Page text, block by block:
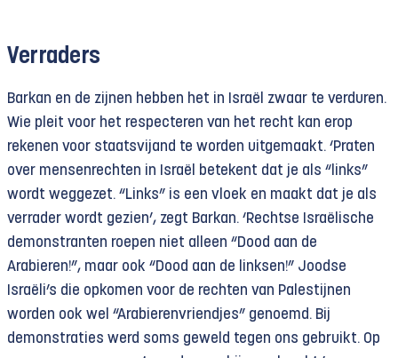
Verraders
Barkan en de zijnen hebben het in Israël zwaar te verduren.
Wie pleit voor het respecteren van het recht kan erop
rekenen voor staatsvijand te worden uitgemaakt. ‘Praten
over mensenrechten in Israël betekent dat je als “links”
wordt weggezet. “Links” is een vloek en maakt dat je als
verrader wordt gezien’, zegt Barkan. ‘Rechtse Israëlische
demonstranten roepen niet alleen “Dood aan de
Arabieren!”, maar ook “Dood aan de linksen!” Joodse
Israëli’s die opkomen voor de rechten van Palestijnen
worden ook wel “Arabierenvriendjes” genoemd. Bij
demonstraties werd soms geweld tegen ons gebruikt. Op